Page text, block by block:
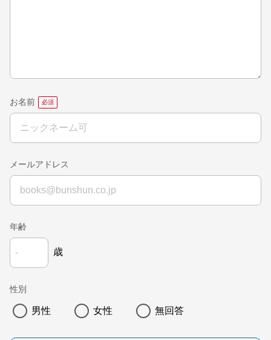
お名前
メールアドレス
年齢
歳
性別
男性 女性 無回答